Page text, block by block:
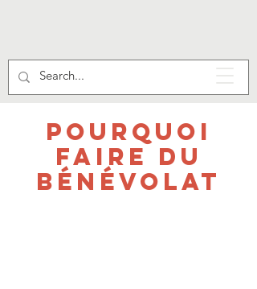
POURQUOI
FAIRE DU
BÉNÉVOLAT